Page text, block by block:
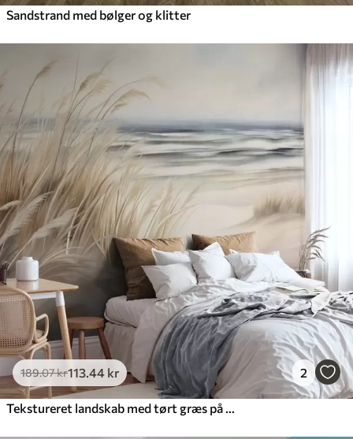
Sandstrand med bølger og klitter
189.07kr113 .44 kr 2